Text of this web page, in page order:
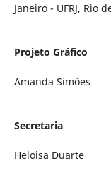
Janeiro - UFRJ, Rio
Projeto Gráfico
Amanda Simões
Secretaria
Heloisa Duarte